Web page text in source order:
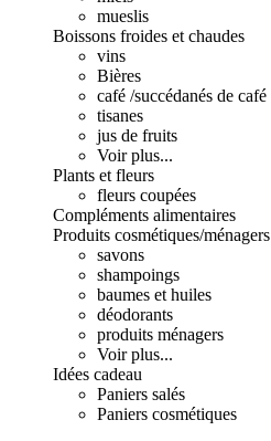
mueslis
Boissons froides et chaudes
vins
Bières
café /succédanés de café
tisanes
jus de fruits
Voir plus...
Plants et fleurs
fleurs coupées
Compléments alimentaires
Produits cosmétiques/ménagers
savons
shampoings
baumes et huiles
déodorants
produits ménagers
Voir plus...
Idées cadeau
Paniers salés
Paniers cosmétiques